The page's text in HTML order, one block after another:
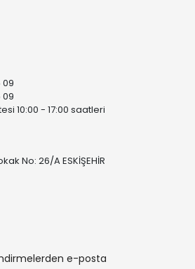
09
10:00 - 17:00 saatleri
No: 26/A ESKİŞEHİR
e-posta